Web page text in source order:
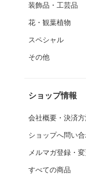
装飾品・工芸品
花・観葉植物
スペシャル
その他
ショップ情報
会社概要・決済
ショップへ問い
メルマガ登録・
すべての商品